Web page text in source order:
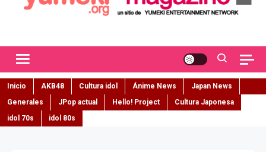
Inicio AKB48 Cultura idol Ánime News
Japan News
Generales
JPop actual Hello! Project
Cultura Japonesa
idol 70s
idol 80s